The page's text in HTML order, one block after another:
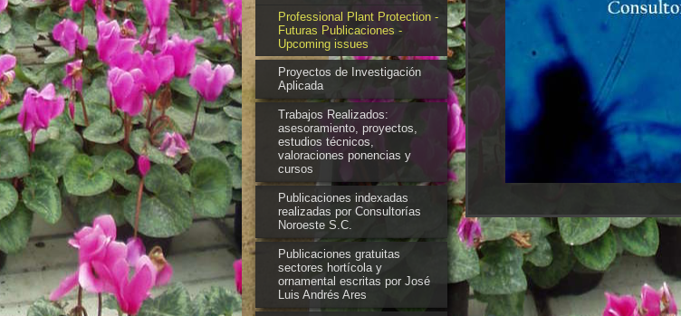
Professional Plant Protection -
Futuras Publicaciones -
Upcoming issues
Proyectos de Investigación
Aplicada
Trabajos Realizados:
asesoramiento, proyectos,
estudios técnicos,
valoraciones ponencias y
cursos
Publicaciones indexadas
realizadas por Consultorías
Noroeste S.C.
Publicaciones gratuitas
sectores hortícola y
ornamental escritas por José
Luis Andrés Ares